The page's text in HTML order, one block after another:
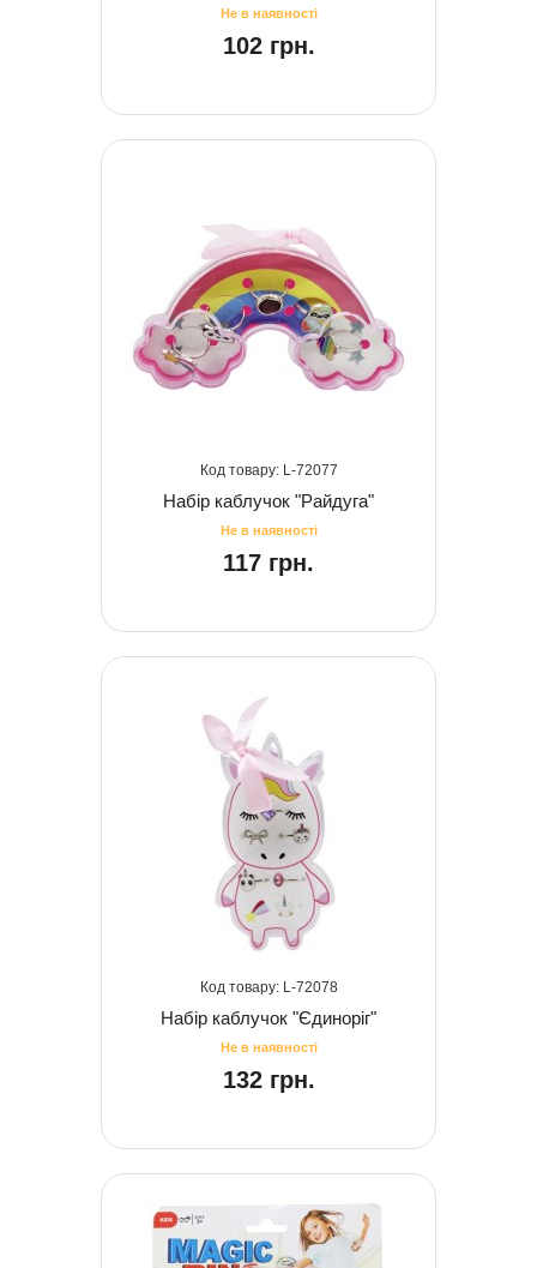
102 грн.
72077
Набір каблучок "Райдуга"
117 грн.
72078
Набір каблучок "Єдиноріг"
132 грн.